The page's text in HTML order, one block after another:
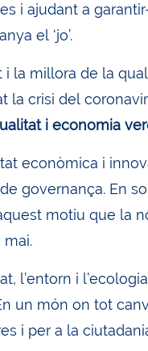
i ajudant a
el ‘jo’.
i la millora de la
la crisi del
i economia
econòmica i
governança. En
motiu que la
l’entorn i
un món on tot
i per a la